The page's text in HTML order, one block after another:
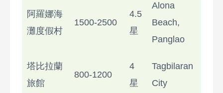
阿羅娜海
灘度假村
1500-2500
4.5
星
Alona
Beach,
Panglao
塔比拉蘭
旅館
800-1200
4
星
Tagbilaran
City